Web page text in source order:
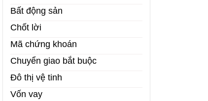
Bất động sản
Chốt lời
Mã chứng khoán
Chuyển giao bắt buộc
Đô thị vệ tinh
Vốn vay